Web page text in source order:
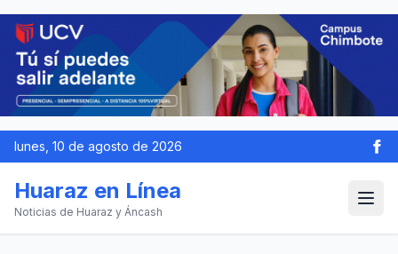
lunes, 10 de agosto de 2026
Huaraz en Línea
Noticias de Huaraz y Áncash